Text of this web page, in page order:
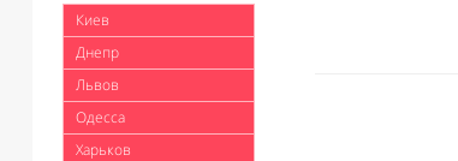
Киев
Днепр
Львов
Одесса
Харьков